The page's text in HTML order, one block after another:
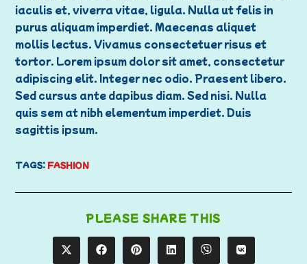
iaculis et, viverra vitae, ligula. Nulla ut felis in
purus aliquam imperdiet. Maecenas aliquet
mollis lectus. Vivamus consectetuer risus et
tortor. Lorem ipsum dolor sit amet, consectetur
adipiscing elit. Integer nec odio. Praesent libero.
Sed cursus ante dapibus diam. Sed nisi. Nulla
quis sem at nibh elementum imperdiet. Duis
sagittis ipsum.
TAGS:FASHION
PLEASE SHARE THIS